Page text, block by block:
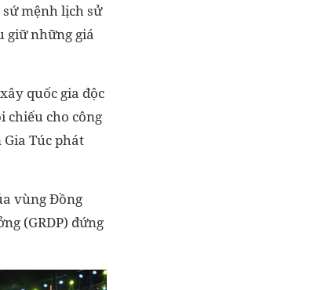
mệnh lịch sử
giữ những giá
quốc gia độc
chiếu cho công
Túc phát
vùng Đồng
(GRDP) đứng